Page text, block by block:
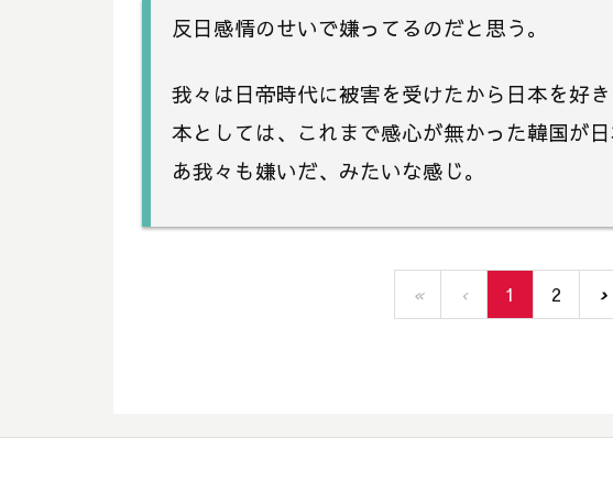
反日感情のせいで嫌ってるのだと思う。
我々は日帝時代に被害を受けたから日本を好
本としては、これまで感心が無かった韓国が
あ我々も嫌いだ、みたいな感じ。
« ‹ 1 2 ›